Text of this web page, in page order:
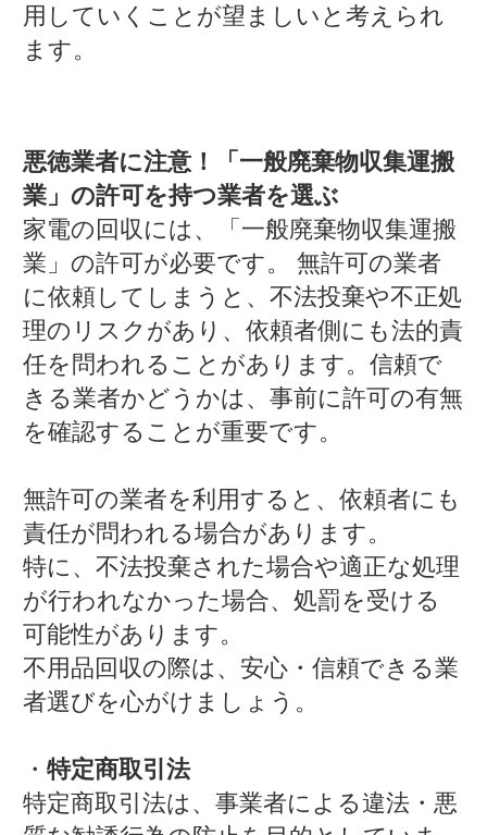
用していくことが望ましいと考えられ
ます。
悪徳業者に注意！「一般廃棄物収集運搬
業」の許可を持つ業者を選ぶ
家電の回収には、「一般廃棄物収集運搬
業」の許可が必要です。 無許可の業者
に依頼してしまうと、不法投棄や不正処
理のリスクがあり、依頼者側にも法的責
任を問われることがあります。信頼で
きる業者かどうかは、事前に許可の有無
を確認することが重要です。
無許可の業者を利用すると、依頼者にも
責任が問われる場合があります。
特に、不法投棄された場合や適正な処理
が行われなかった場合、処罰を受ける
可能性があります。
不用品回収の際は、安心・信頼できる業
者選びを心がけましょう。
・特定商取引法
特定商取引法は、事業者による違法・悪